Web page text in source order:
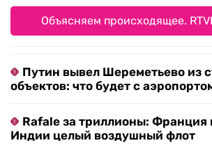
Объясняем происходящее.
Путин вывел Шереметьево из
объектов: что будет с
Rafale за триллионы: Франция
Индии целый воздушный флот